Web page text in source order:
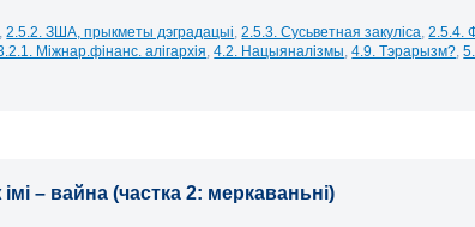
,2.5.2. ЗША, прыкметы дэградацыі ,2.5.3. Сусьветная закуліса ,2.5.4.
Міжнар.фінанс. алігархія ,4.2. Нацыяналізмы ,4.9. Тэрарызм? ,
– вайна (частка 2: меркаваньні)